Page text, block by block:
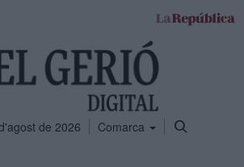
de 2026 Comarca